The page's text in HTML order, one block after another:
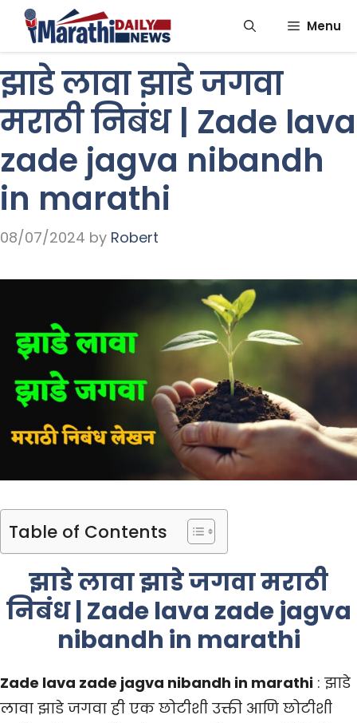
Skip
content
Menu
झाडे लावा झाडे जगवा
मराठी निबंध | Zade lava
zade jagva nibandh
in marathi
08/07/2024 by Robert
Table of Contents
झाडे लावा झाडे जगवा मराठी
निबंध | Zade lava zade jagva
nibandh in marathi
Zade lava zade jagva nibandh in marathi : झाडे
लावा झाडे जगवा ही एक छोटीशी उक्ती आणि छोटीशी